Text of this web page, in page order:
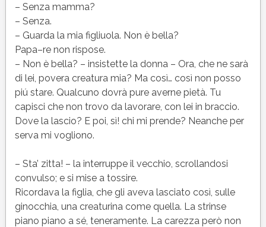
– Senza mamma?
– Senza.
– Guarda la mia figliuola. Non è bella?
Papa–re non rispose.
– Non è bella? – insistette la donna – Ora, che ne sarà
di lei, povera creatura mia? Ma così… così non posso
piú stare. Qualcuno dovrà pure averne pietà. Tu
capisci che non trovo da lavorare, con lei in braccio.
Dove la lascio? E poi, sì! chi mi prende? Neanche per
serva mi vogliono.
– Sta’ zitta! – la interruppe il vecchio, scrollandosi
convulso; e si mise a tossire.
Ricordava la figlia, che gli aveva lasciato così, sulle
ginocchia, una creaturina come quella. La strinse
piano piano a sé, teneramente. La carezza però non